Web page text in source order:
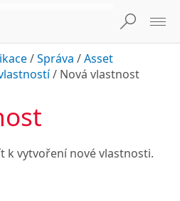
/Správa /Asset
/ Nová vlastnost
k vytvoření nové vlastnosti.